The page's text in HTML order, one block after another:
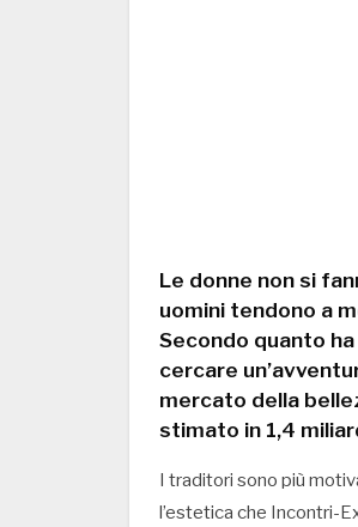
Le donne non si
uomini tendono a
Secondo quanto
cercare
mercato della
stimato in 1,4
I traditori sono più
l’estetica che Incontri-